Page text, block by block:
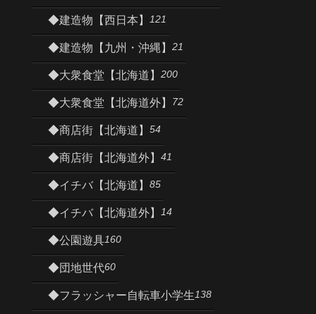
◆建造物【西日本】 121
◆建造物【九州・沖縄】 21
◆大衆食堂【北海道】 200
◆大衆食堂【北海道外】 72
◆商店街【北海道】 54
◆商店街【北海道外】 41
◆イチバ【北海道】 85
◆イチバ【北海道外】 14
◆公園遊具160
◆団地世代60
◆フラッシャー自転車小学生138